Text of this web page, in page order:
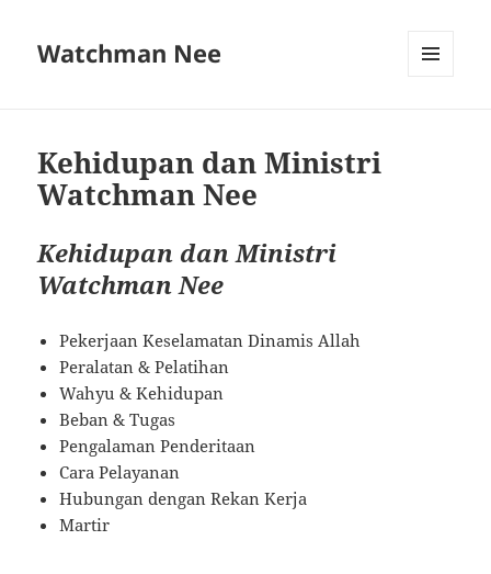
Watchman Nee
Kehidupan dan Ministri
Watchman Nee
Kehidupan dan Ministri
Watchman Nee
Pekerjaan Keselamatan Dinamis Allah
Peralatan & Pelatihan
Wahyu & Kehidupan
Beban & Tugas
Pengalaman Penderitaan
Cara Pelayanan
Hubungan dengan Rekan Kerja
Martir